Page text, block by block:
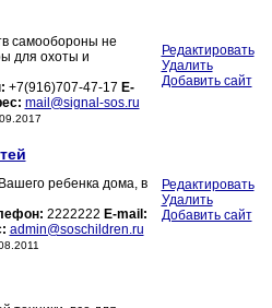
самообороны не
для охоты и
+7(916)707-47-17 E-
mail@signal-sos.ru
Редактировать
Удалить
Добавить сайт
ребенка дома, в
2222222 E-mail:
admin@soschildren.ru
Редактировать
Удалить
Добавить сайт